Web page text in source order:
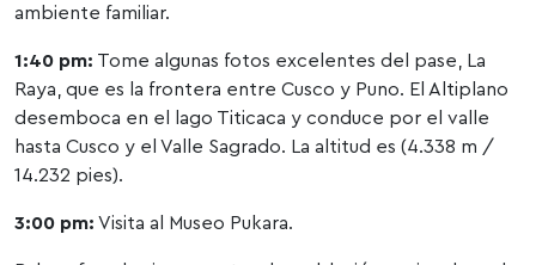
ambiente familiar.
1:40 pm: Tome algunas fotos excelentes del pase, La
Raya, que es la frontera entre Cusco y Puno. El Altiplano
desemboca en el lago Titicaca y conduce por el valle
hasta Cusco y el Valle Sagrado. La altitud es (4.338 m /
14.232 pies).
3:00 pm: Visita al Museo Pukara.